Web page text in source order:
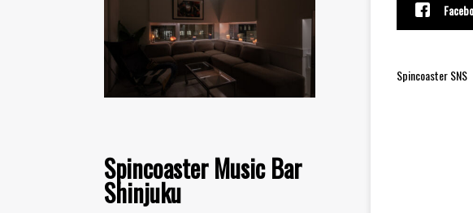
Spincoaster Music Bar
Shinjuku
Spincoaster SNS